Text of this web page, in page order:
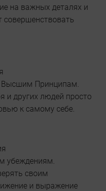
на важных деталях и
совершенствовать
Высшим Принципам.
и других людей просто
к самому себе.
убеждениям.
своим
и выражение